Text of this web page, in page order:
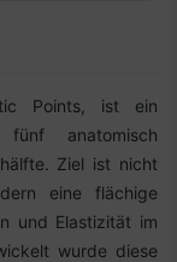
Points, ist ein
fünf anatomisch
Ziel ist nicht
eine flächige
und Elastizität im
wurde diese